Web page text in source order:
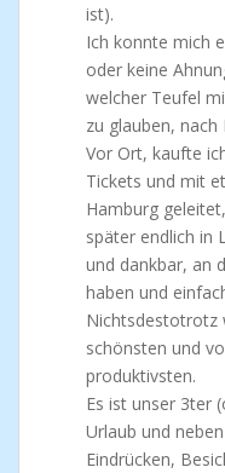
ist).
Ich konnte mich
oder keine
welcher Teufel
zu glauben,
Vor Ort, kaufte
Tickets und mit
Hamburg
später endlich in
und dankbar, an
haben und
Nichtsdestotrotz
schönsten und
produktivsten.
Es ist unser 3ter
Urlaub und
Eindrücken,